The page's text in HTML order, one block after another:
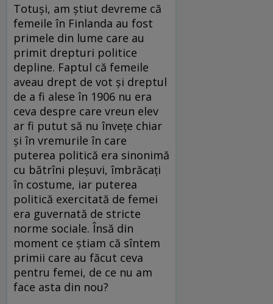
Totuși, am știut devreme că
femeile în Finlanda au fost
primele din lume care au
primit drepturi politice
depline. Faptul că femeile
aveau drept de vot și dreptul
de a fi alese în 1906 nu era
ceva despre care vreun elev
ar fi putut să nu învețe chiar
și în vremurile în care
puterea politică era sinonimă
cu bătrîni pleșuvi, îmbrăcați
în costume, iar puterea
politică exercitată de femei
era guvernată de stricte
norme sociale. Însă din
moment ce știam că sîntem
primii care au făcut ceva
pentru femei, de ce nu am
face asta din nou?